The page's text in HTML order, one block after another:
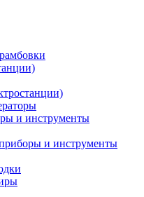
и инструменты
и инструменты